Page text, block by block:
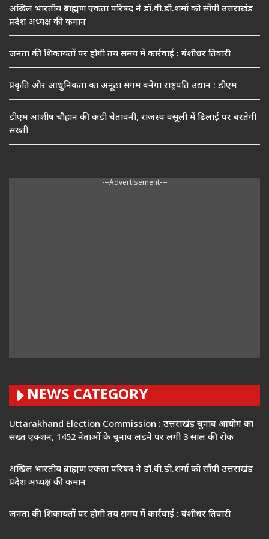
अखिल भारतीय ब्राह्मण एकता परिषद ने डॉ.वी.डी.शर्मा को सौंपी उत्तराखंड
प्रदेश अध्यक्ष की कमान
जनता की शिकायतों पर होगी तय समय में कार्रवाई : बंशीधर तिवारी
प्रकृति और आधुनिकता का अनूठा संगम बनेगा राष्ट्रपति उद्यान : डीएम
डीएम आशीष चौहान की कड़ी चेतावनी, राजस्व वसूली में ढिलाई पर बरतेगी
सख्ती
---Advertisement---
NEWS CATEGORY
Uttarakhand Election Commission : उत्तराखंड चुनाव आयोग का
सख्त एक्शन, 1452 नेताओं के चुनाव लड़ने पर लगी 3 साल की रोक
अखिल भारतीय ब्राह्मण एकता परिषद ने डॉ.वी.डी.शर्मा को सौंपी उत्तराखंड
प्रदेश अध्यक्ष की कमान
जनता की शिकायतों पर होगी तय समय में कार्रवाई : बंशीधर तिवारी